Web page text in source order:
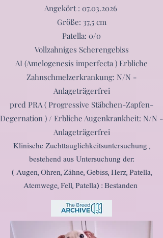
Angekört : 07.03.2026
Größe: 37,5 cm
Patella: 0/0
Vollzahniges Scherengebiss
AI (Amelogenesis imperfecta ) Erbliche
Zahnschmelzerkrankung: N/N -
Anlageträgerfrei
prcd PRA ( Progressive Stäbchen-Zapfen-
Degernation ) / Erbliche Augenkrankheit: N/N -
Anlageträgerfrei
Klinische Zuchttauglichkeitsuntersuchung ,
bestehend aus Untersuchung der:
( Augen, Ohren, Zähne, Gebiss, Herz, Patella,
Atemwege, Fell, Patella) : Bestanden